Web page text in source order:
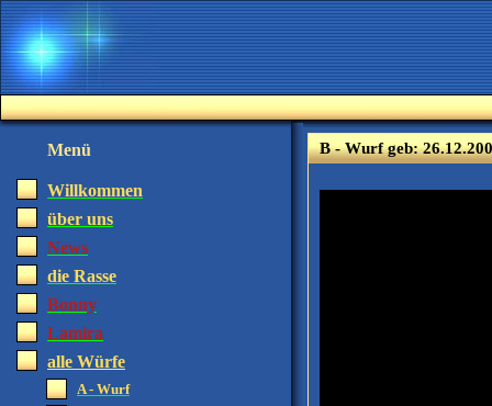
Menü
Willkommen
über uns
News
die Rasse
Bonny
Lamira
alle Würfe
A - Wurf
B - Wurf geb: